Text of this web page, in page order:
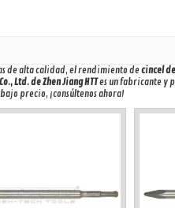
de alta calidad, el rendimiento decincel
Ltd. de Zhen Jiang HTTes un fabricante y
precio, ¡consúltenos ahora!